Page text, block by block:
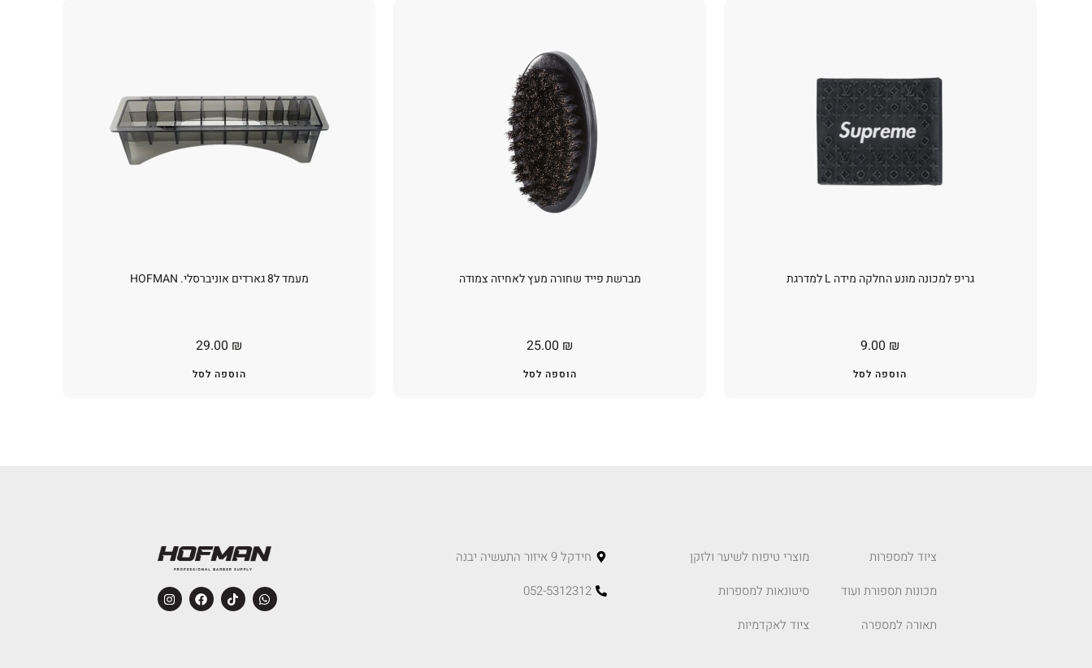
מעמד ל8 גארדים אוניברסלי. HOFMAN
29.00 ₪
הוספה לסל
מברשת פייד שחורה מעץ לאחיזה צמודה
25.00 ₪
הוספה לסל
גריפ למכונה מונע החלקה מידה L למדרגת
9.00 ₪
הוספה לסל
ציוד למספרות
מכונות תספורת ועוד
תאורה למספרה
מוצרי טיפוח לשיער ולזקן
סיטונאות למספרות
ציוד לאקדמיות
חידקל 9 איזור התעשיה יבנה
052-5312312